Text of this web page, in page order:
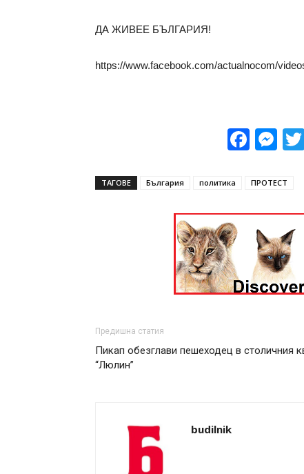
ДА ЖИВЕЕ БЪЛГАРИЯ!
https://www.facebook.com/actualnocom/
ТАГОВЕ България политика ПРОТЕСТ
Предишна статия
Пикап обезглави пешеходец в столичния
“Люлин”
budilnik